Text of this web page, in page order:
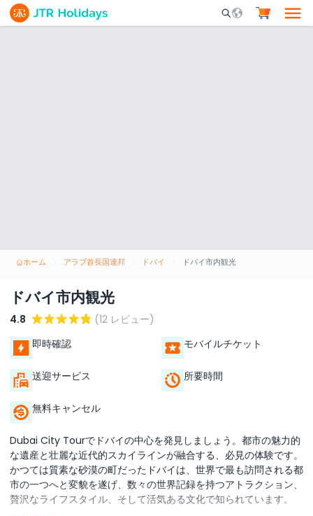
Mobile Search
ホーム アラブ首長国連邦 ドバイ ドバイ市内観光
ドバイ市内観光
4.8
(12 レビュー)
即時確認
モバイルチケット
送迎サービス 所要時間
無料キャンセル
Dubai City Tourでドバイの中心を発見しましょう。都市の魅力的
な遺産と壮麗な近代的スカイラインが融合する、必見の体験です。
かつては質素な砂漠の町だったドバイは、世界で最も訪問される都
市の一つへと変貌を遂げ、数々の世界記録を持つアトラクション、
贅沢なライフスタイル、そして活気ある文化で知られています。